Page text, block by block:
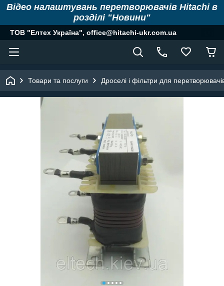
Відео налаштувань перетворювачів Hitachi в
розділі "Новини"
ТОВ "Елтех Україна", office@hitachi-ukr.com.ua
Товари та послуги Дроселі і фільтри для